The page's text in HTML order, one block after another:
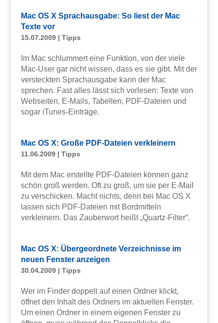
Mac OS X Sprachausgabe: So liest der Mac
Texte vor
15.07.2009| Tipps
Im Mac schlummert eine Funktion, von der viele
Mac-User gar nicht wissen, dass es sie gibt. Mit der
versteckten Sprachausgabe kann der Mac
sprechen. Fast alles lässt sich vorlesen: Texte von
Webseiten, E-Mails, Tabellen, PDF-Dateien und
sogar iTunes-Einträge.
Mac OS X: Große PDF-Dateien verkleinern
11.06.2009| Tipps
Mit dem Mac erstellte PDF-Dateien können ganz
schön groß werden. Oft zu groß, um sie per E-Mail
zu verschicken. Macht nichts, denn bei Mac OS X
lassen sich PDF-Dateien mit Bordmitteln
verkleinern. Das Zauberwort heißt „Quartz-Filter“.
Mac OS X: Übergeordnete Verzeichnisse im
neuen Fenster anzeigen
30.04.2009| Tipps
Wer im Finder doppelt auf einen Ordner klickt,
öffnet den Inhalt des Ordners im aktuellen Fenster.
Um einen Ordner in einem eigenen Fenster zu